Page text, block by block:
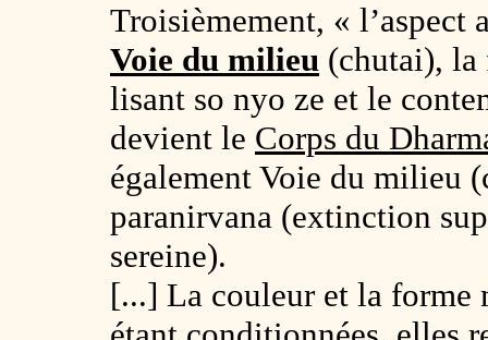
Troisièmement, « l’aspect
Voie du milieu (chutai),
lisant so nyo ze et le
devient le Corps du
également Voie du milieu
paranirvana (extinction
sereine).
[...] La couleur et la forme